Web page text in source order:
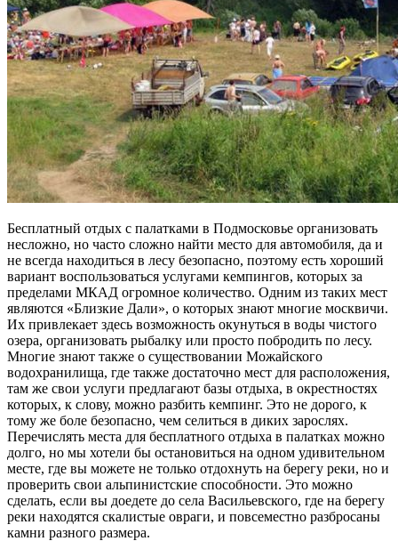
Бесплатный отдых с палатками в Подмосковье организовать
несложно, но часто сложно найти место для автомобиля, да и
не всегда находиться в лесу безопасно, поэтому есть хороший
вариант воспользоваться услугами кемпингов, которых за
пределами МКАД огромное количество. Одним из таких мест
являются «Близкие Дали», о которых знают многие москвичи.
Их привлекает здесь возможность окунуться в воды чистого
озера, организовать рыбалку или просто побродить по лесу.
Многие знают также о существовании Можайского
водохранилища, где также достаточно мест для расположения,
там же свои услуги предлагают базы отдыха, в окрестностях
которых, к слову, можно разбить кемпинг. Это не дорого, к
тому же боле безопасно, чем селиться в диких зарослях.
Перечислять места для бесплатного отдыха в палатках можно
долго, но мы хотели бы остановиться на одном удивительном
месте, где вы можете не только отдохнуть на берегу реки, но и
проверить свои альпинистские способности. Это можно
сделать, если вы доедете до села Васильевского, где на берегу
реки находятся скалистые овраги, и повсеместно разбросаны
камни разного размера.